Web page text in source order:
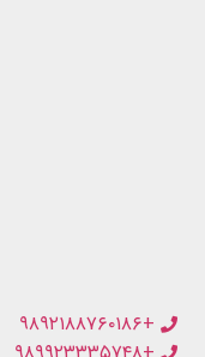
+۹۸۹۲۱۸۸۷۶۰۱۸۶